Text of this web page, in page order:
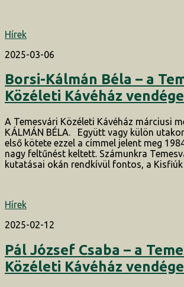
Hírek
2025-03-06
Borsi-Kálmán Béla – a
Közéleti Kávéház vendége
A Temesvári Közéleti Kávéház márciusi
KÁLMÁN BÉLA. Együtt vagy külön
első kötete ezzel a címmel jelent meg
nagy feltűnést keltett. Számunkra
kutatásai okán rendkívül fontos, a Kisfiúk
Hírek
2025-02-12
Pál József Csaba – a
Közéleti Kávéház vendége